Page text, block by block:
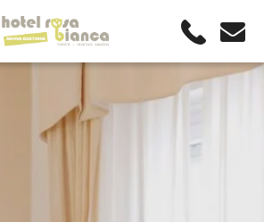
CHIUDI